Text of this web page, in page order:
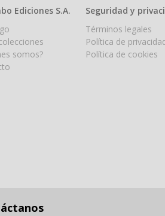
Ediciones S.A.
somos?
Seguridad y
Términos legales
Política de
Política de cookies